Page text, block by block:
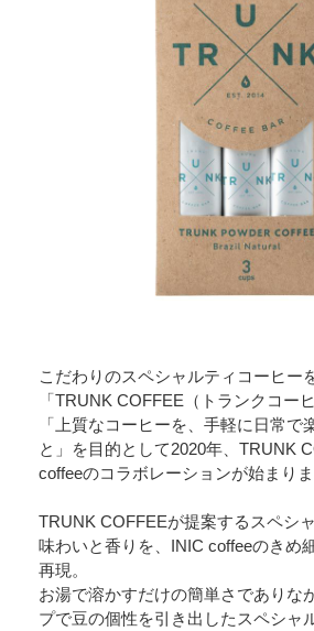
こだわりのスペシャルティコーヒー
「TRUNK COFFEE（トランクコー
「上質なコーヒーを、手軽に日常で
と」を目的として2020年、TRUNK
coffeeのコラボレーションが始まりま
TRUNK COFFEEが提案するスペシ
味わいと香りを、INIC coffeeのきめ
再現。
お湯で溶かすだけの簡単さでありな
プで豆の個性を引き出したスペシャ